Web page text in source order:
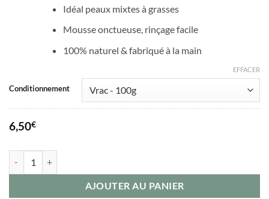
Idéal peaux mixtes à grasses
Mousse onctueuse, rinçage facile
100% naturel & fabriqué à la main
Conditionnement
EFFACER
6,50€
AJOUTER AU PANIER